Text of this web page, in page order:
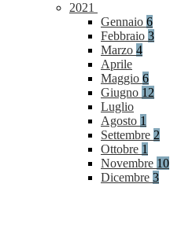
2021
Gennaio 6
Febbraio 3
Marzo 4
Aprile
Maggio 6
Giugno 12
Luglio
Agosto 1
Settembre 2
Ottobre 1
Novembre 10
Dicembre 3